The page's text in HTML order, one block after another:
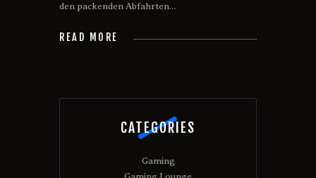
den packenden Abfahrten…
READ MORE
CATEGORIES
Gaming